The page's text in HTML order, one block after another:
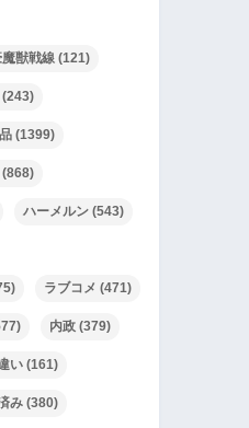
獣戦線 (121)
(243)
(1399)
(868)
ハーメルン (543)
ラブコメ (471)
内政 (379)
い (161)
み (380)